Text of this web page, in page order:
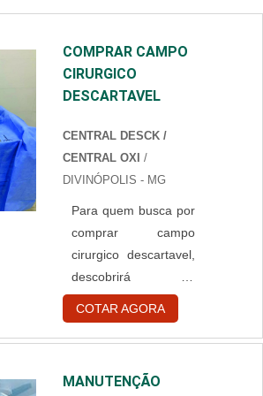
hospitais, como
também clínicas de
especialidades
saúde e enfermarias.
Diferenciais que o ...
COMPRAR CAMPO
CIRURGICO
DESCARTAVEL
CENTRAL DESCK /
CENTRAL OXI /
DIVINÓPOLIS - MG
Para quem busca por
comprar campo
cirurgico descartavel,
descobrirá na
referência do
mercado Central OXI.
Elaborando uma
marketplace Soluções
COTAR AGORA
MANUTENÇÃO